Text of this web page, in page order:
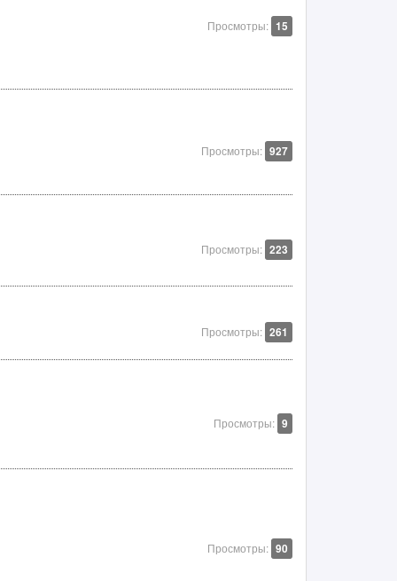
Просмотры: 15
Просмотры: 927
Просмотры: 223
Просмотры: 261
Просмотры: 9
Просмотры: 90